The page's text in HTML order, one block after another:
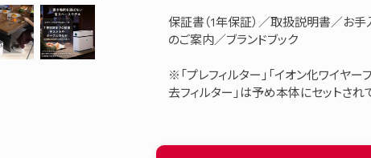
保証書（1年保証）／取扱説明書／お
のご案内／ブランドブック
※「プレフィルター」「イオン化ワイヤー
去フィルター」は予め本体にセットされ